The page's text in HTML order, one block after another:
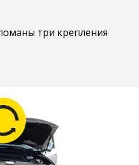
три крепления